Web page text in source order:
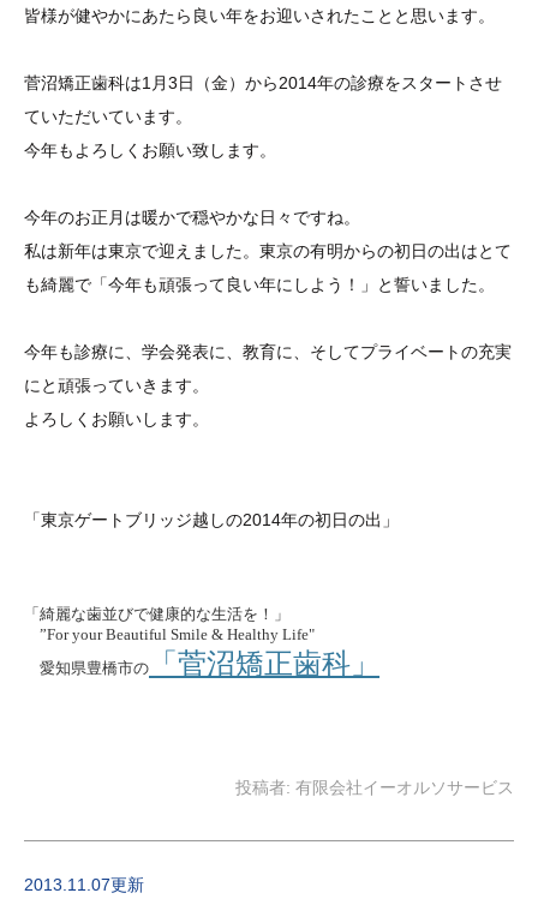
皆様が健やかにあたら良い年をお迎いされたことと思います。
菅沼矯正歯科は1月3日（金）から2014年の診療をスタートさせ
ていただいています。
今年もよろしくお願い致します。
今年のお正月は暖かで穏やかな日々ですね。
私は新年は東京で迎えました。東京の有明からの初日の出はとて
も綺麗で「今年も頑張って良い年にしよう！」と誓いました。
今年も診療に、学会発表に、教育に、そしてプライベートの充実
にと頑張っていきます。
よろしくお願いします。
「東京ゲートブリッジ越しの2014年の初日の出」
「綺麗な歯並びで健康的な生活を！」
”For your Beautiful Smile & Healthy Life"
愛知県豊橋市の
「菅沼矯正歯科」
投稿者: 有限会社イーオルソサービス
2013.11.07更新